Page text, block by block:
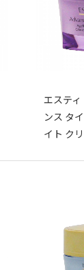
エステ
ンス タ
イト ク